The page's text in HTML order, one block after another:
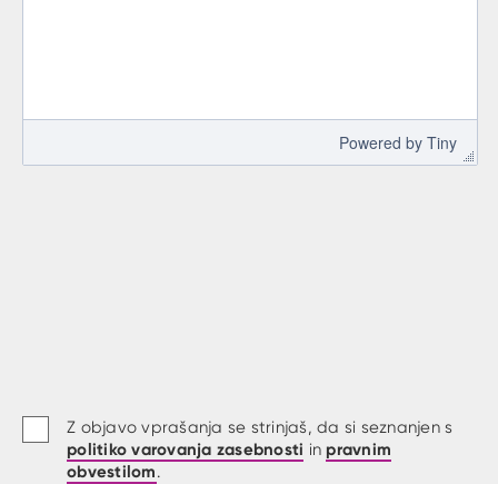
Powered by Tiny
Z objavo vprašanja se strinjaš, da si seznanjen s
politiko varovanja zasebnosti in pravnim
obvestilom.